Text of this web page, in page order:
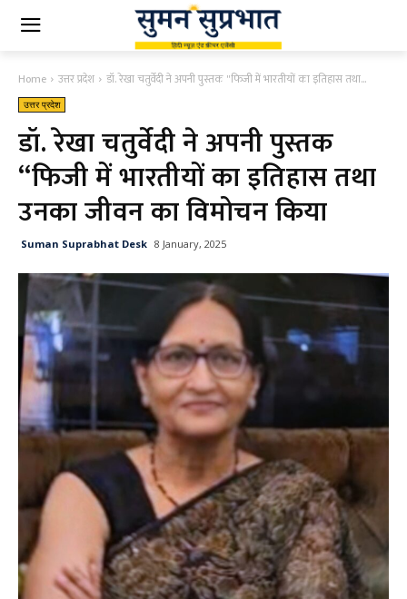
Home उत्तर प्रदेश डॉ. रेखा चतुर्वेदी ने अपनी पुस्तक "फिजी में भारतीयों का इतिहास तथा...
उत्तर प्रदेश
डॉ. रेखा चतुर्वेदी ने अपनी पुस्तक
“फिजी में भारतीयों का इतिहास तथा
उनका जीवन का विमोचन किया
Suman Suprabhat Desk 8 January, 2025